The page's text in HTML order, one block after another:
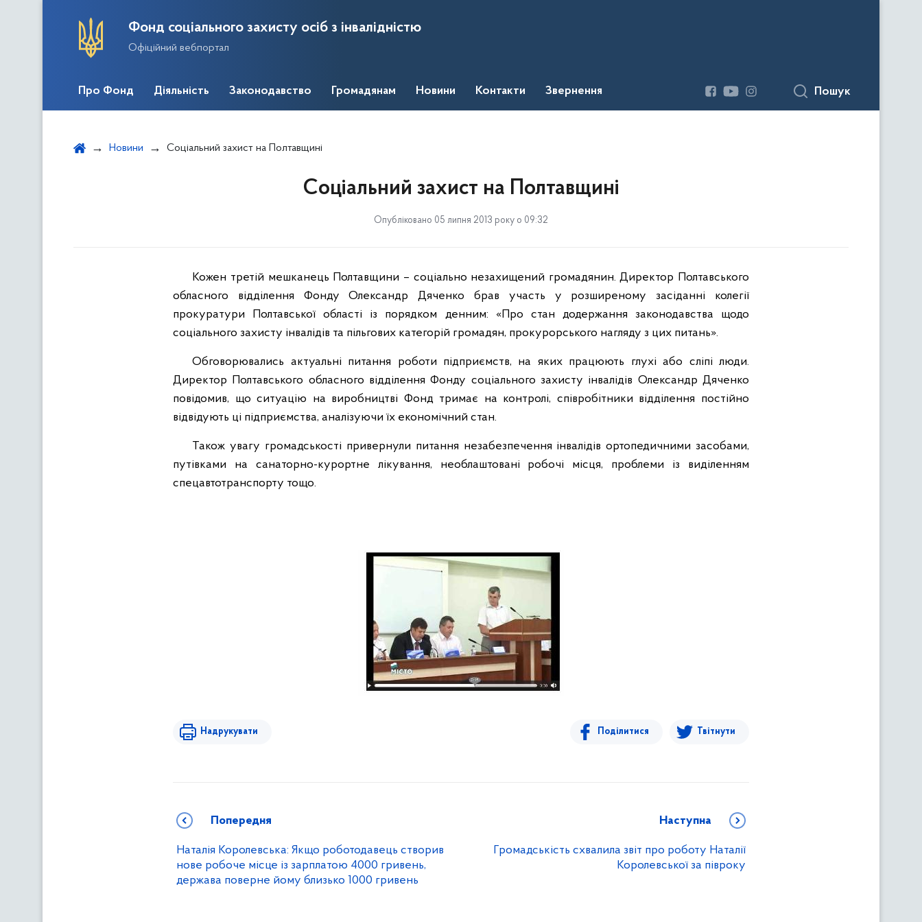
Фонд соціального захисту осіб з інвалідністю
Офіційний вебпортал
Про Фонд Діяльність Законодавство Громадянам Новини Контакти Звернення Пошук
Новини Соціальний захист на Полтавщині
Соціальний захист на Полтавщині
Опубліковано 05 липня 2013 року о 09:32
Кожен третій мешканець Полтавщини – соціально незахищений громадянин. Директор Полтавського
обласного відділення Фонду Олександр Дяченко брав участь у розширеному засіданні колегії
прокуратури Полтавської області із порядком денним: «Про стан додержання законодавства щодо
соціального захисту інвалідів та пільгових категорій громадян, прокурорського нагляду з цих питань».
Обговорювались актуальні питання роботи підприємств, на яких працюють глухі або сліпі люди.
Директор Полтавського обласного відділення Фонду соціального захисту інвалідів Олександр Дяченко
повідомив, що ситуацію на виробництві Фонд тримає на контролі, співробітники відділення постійно
відвідують ці підприємства, аналізуючи їх економічний стан.
Також увагу громадськості привернули питання незабезпечення інвалідів ортопедичними засобами,
путівками на санаторно-курортне лікування, необлаштовані робочі місця, проблеми із виділенням
спецавтотранспорту тощо.
Надрукувати Поділитися Твітнути
Попередня
Наталія Королевська: Якщо роботодавець створив
нове робоче місце із зарплатою 4000 гривень,
держава поверне йому близько 1000 гривень
Наступна
Громадськість схвалила звіт про роботу Наталії
Королевської за півроку